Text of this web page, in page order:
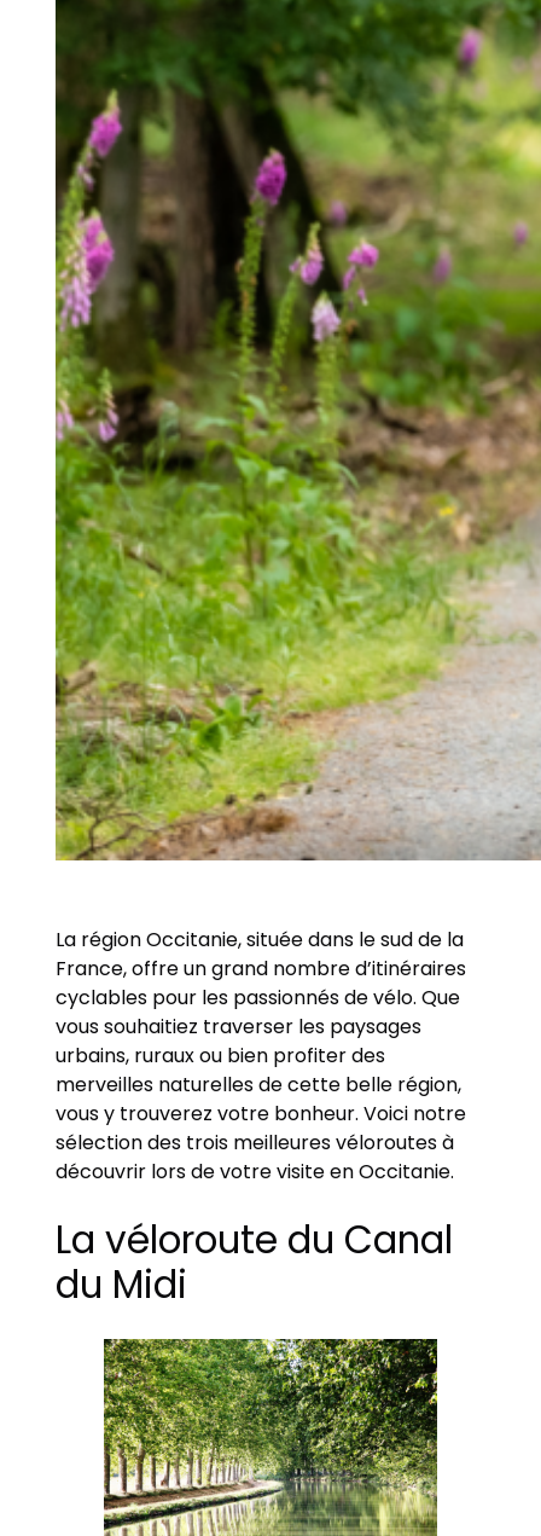
La région Occitanie, située dans le sud de la
France, offre un grand nombre d’itinéraires
cyclables pour les passionnés de vélo. Que
vous souhaitiez traverser les paysages
urbains, ruraux ou bien profiter des
merveilles naturelles de cette belle région,
vous y trouverez votre bonheur. Voici notre
sélection des trois meilleures véloroutes à
découvrir lors de votre visite en Occitanie.
La véloroute du Canal
du Midi